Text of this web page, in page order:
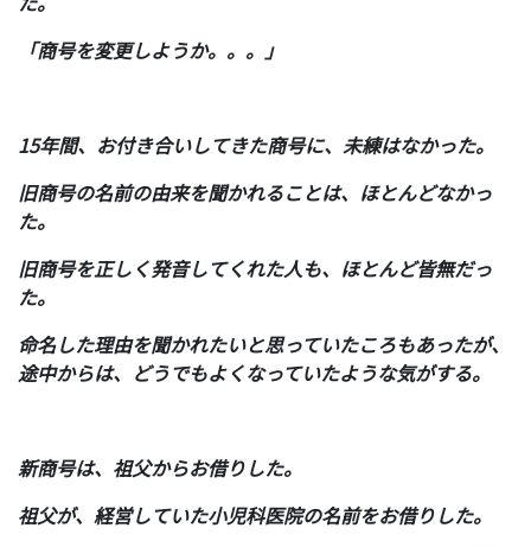
「商号を変更しようか。。。」
15年間、お付き合いしてきた商号に、未練はなかった。
旧商号の名前の由来を聞かれることは、ほとんどなかっ
た。
旧商号を正しく発音してくれた人も、ほとんど皆無だっ
た。
命名した理由を聞かれたいと思っていたころもあったが、
途中からは、どうでもよくなっていたような気がする。
新商号は、祖父からお借りした。
祖父が、経営していた小児科医院の名前をお借りした。